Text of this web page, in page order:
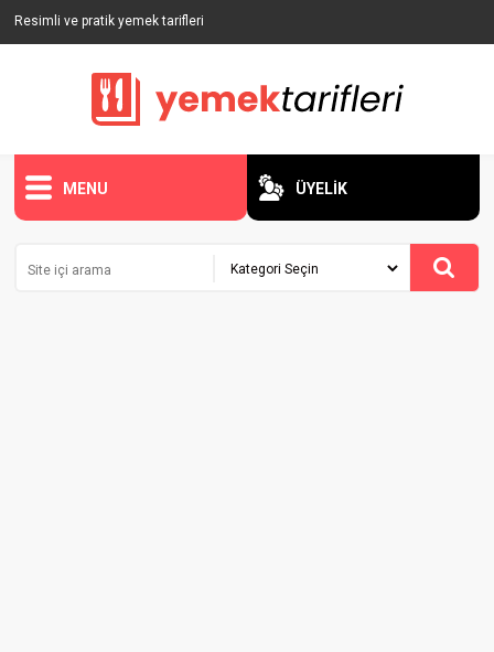
Resimli ve pratik yemek tarifleri
MENU ÜYELİK